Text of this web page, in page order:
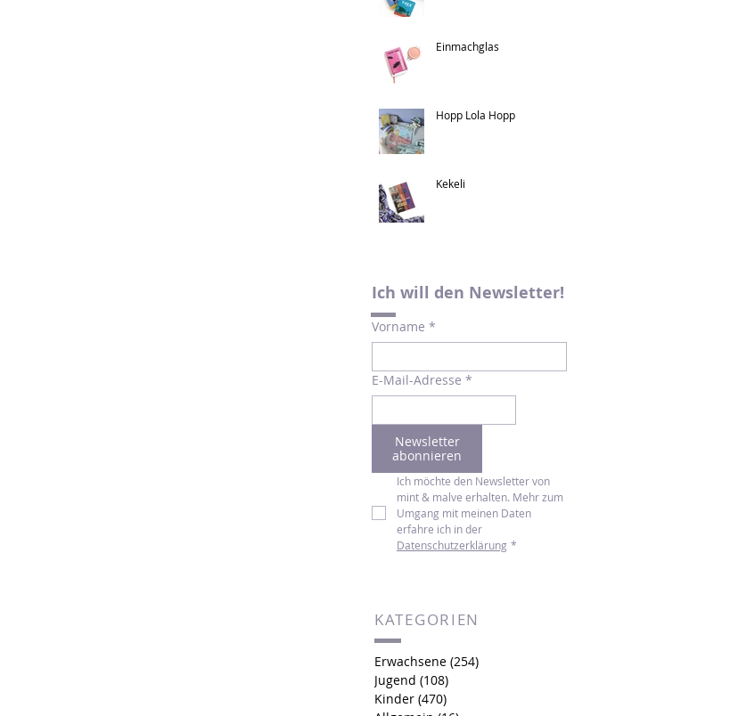
Einmachglas
Hopp Lola Hopp
Kekeli
Ich will den Newsletter!
Vorname *
E-Mail-Adresse *
Newsletter
abonnieren
Ich möchte den Newsletter von
mint & malve erhalten. Mehr zum
Umgang mit meinen Daten
Datenschutzerklärung *
KATEGORIEN
Erwachsene (254)
Jugend (108)
Kinder (470)